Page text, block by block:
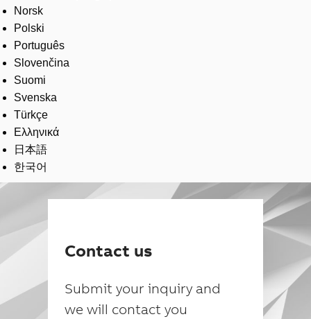
Norsk
Polski
Português
Slovenčina
Suomi
Svenska
Türkçe
Ελληνικά
日本語
한국어
Contact us
Submit your inquiry and
we will contact you